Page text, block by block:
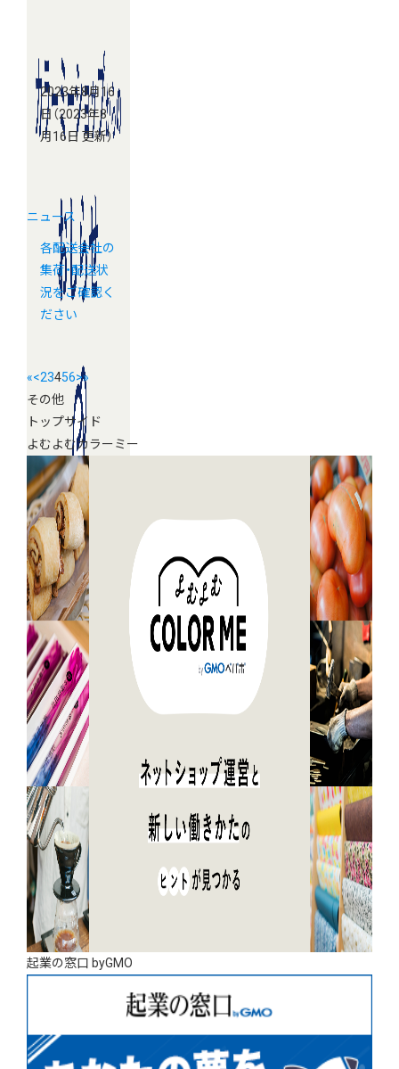
2023年8月16
日 （2023年8
月16日 更新）
ニュース
各配送会社の
集荷・配送状
況をご確認く
ださい
«<23456>»
その他
トップサイド
よむよむカラーミー
起業の窓口 byGMO